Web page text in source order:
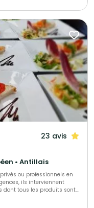
23 avis
• Antillais
ou professionnels en
ils interviennent
dont tous les produits sont
selon vos envies.